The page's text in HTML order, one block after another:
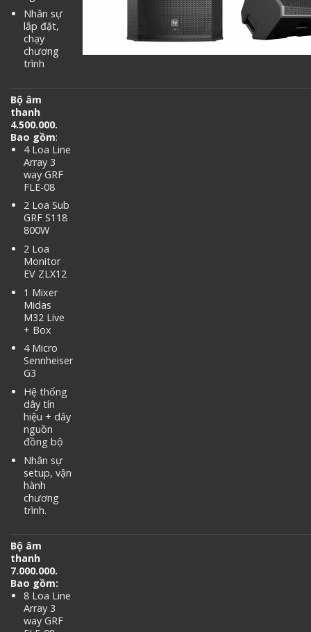
Nhân sự
lắp đặt,
chạy
chương
trình
Bộ âm
thanh
4.500.000.
Bao gồm:
4 Loa Line
Array 3
way GRF
FLE-08
2 Loa Sub
GRF S118
800W
2 Loa
Monitor
EV ZLX12
1 Mixer
Midas
M32 Live
+ Box
4 Micro
Sennheiser
G3
Hệ thống
dây tín
hiệu + dây
nguồn
đồng bộ
Nhân sự
setup, vận
hành
chương
trình.
Bộ âm
thanh
7.000.000.
Bao gồm:
8 Loa Line
Array 3
way GRF